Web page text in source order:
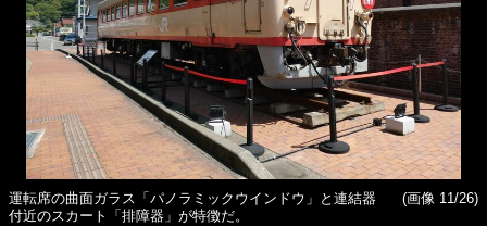
運転席の曲面ガラス「パノラミックウインドウ」と連結器
付近のスカート「排障器」が特徴だ。
(画像 11/26)